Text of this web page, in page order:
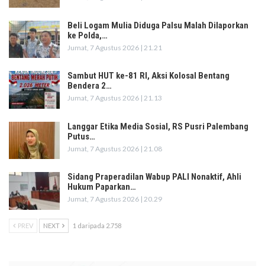
Beli Logam Mulia Diduga Palsu Malah Dilaporkan
ke Polda,…
Jumat, 7 Agustus 2026 | 21.21
Sambut HUT ke-81 RI, Aksi Kolosal Bentang
Bendera 2…
Jumat, 7 Agustus 2026 | 21.13
Langgar Etika Media Sosial, RS Pusri Palembang
Putus…
Jumat, 7 Agustus 2026 | 21.08
Sidang Praperadilan Wabup PALI Nonaktif, Ahli
Hukum Paparkan…
Jumat, 7 Agustus 2026 | 20.29
PREV NEXT 1 daripada 2.758